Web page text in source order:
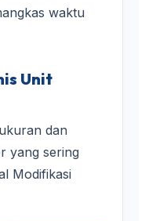
waktu
Unit
dan
yang sering
Modifikasi